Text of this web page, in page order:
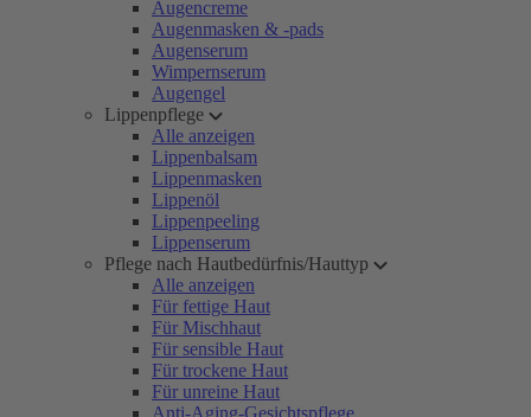
Augencreme
Augenmasken & -pads
Augenserum
Wimpernserum
Augengel
Lippenpflege
Alle anzeigen
Lippenbalsam
Lippenmasken
Lippenöl
Lippenpeeling
Lippenserum
Pflege nach Hautbedürfnis/Hauttyp
Alle anzeigen
Für fettige Haut
Für Mischhaut
Für sensible Haut
Für trockene Haut
Für unreine Haut
Anti-Aging-Gesichtspflege